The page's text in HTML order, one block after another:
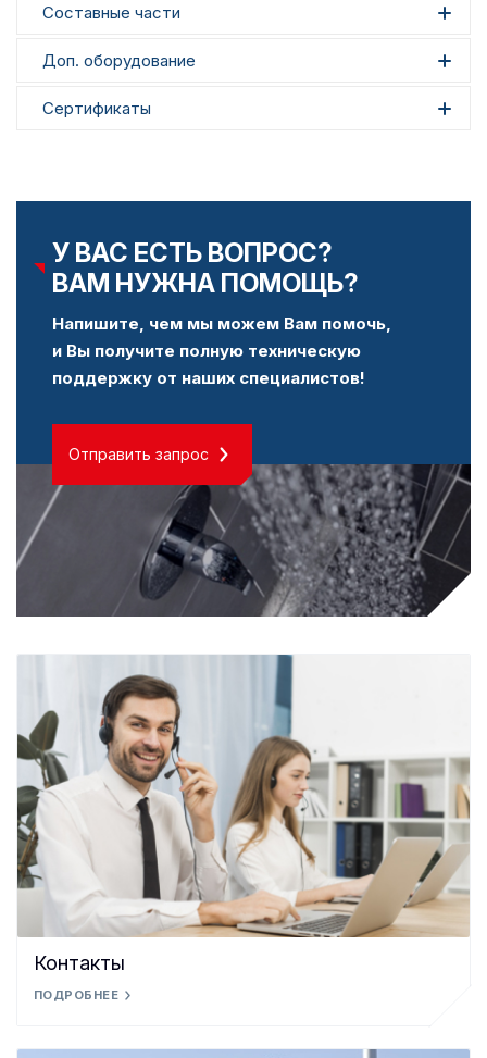
Составные части
Доп. оборудование
Сертификаты
У ВАС ЕСТЬ ВОПРОС?
ВАМ НУЖНА ПОМОЩЬ?
Напишите, чем мы можем Вам помочь,
и Вы получите полную техническую
поддержку от наших специалистов!
Отправить запрос
Контакты
ПОДРОБНЕЕ